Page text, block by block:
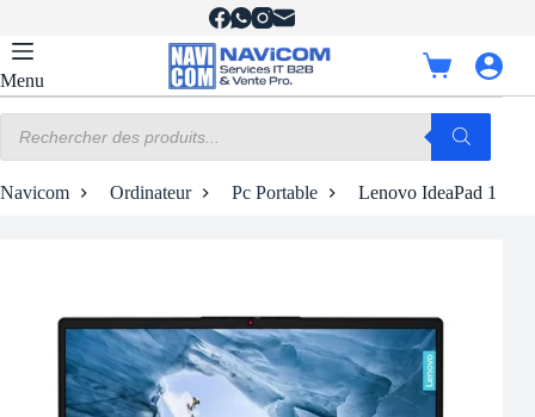
contenu
Menu
Panier
d’achat
produits
Navicom Ordinateur Pc Portable Lenovo IdeaPad 1